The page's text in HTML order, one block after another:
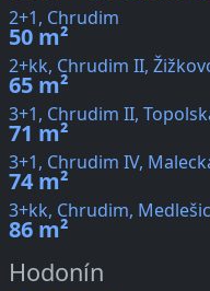
2+1, Chrudim
50 m²
2+kk, Chrudim II,
65 m²
3+1, Chrudim II,
71 m²
3+1, Chrudim IV,
74 m²
3+kk, Chrudim,
86 m²
Hodonín